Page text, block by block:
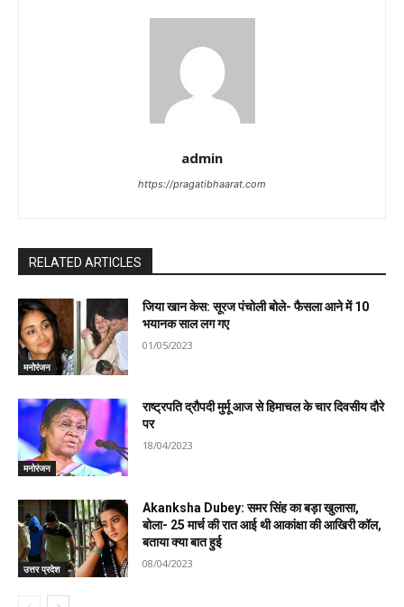
admin
https://pragatibhaarat.com
RELATED ARTICLES
मनोरंजन
जिया खान केस: सूरज पंचोली बोले- फैसला आने में 10
भयानक साल लग गए
01/05/2023
मनोरंजन
राष्ट्रपति द्रौपदी मुर्मू आज से हिमाचल के चार दिवसीय दौरे
पर
18/04/2023
उत्तर प्रदेश
Akanksha Dubey: समर सिंह का बड़ा खुलासा,
बोला- 25 मार्च की रात आई थी आकांक्षा की आखिरी कॉल,
बताया क्या बात हुई
08/04/2023